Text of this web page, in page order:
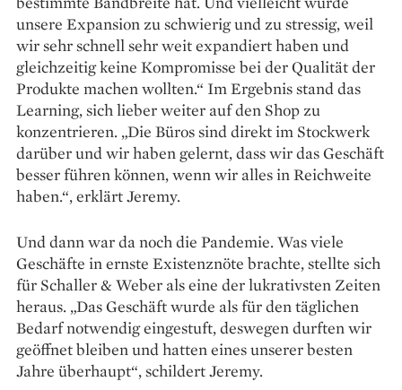
unsere Expan­sion zu schwierig und zu stressig, weil
wir sehr schnell sehr weit expandiert haben und
gleichzeitig keine Kompromisse bei der Qualität der
Produkte machen wollten.“ Im Ergebnis stand das
Learning, sich lieber weiter auf den Shop zu
konzentrieren. „Die Büros sind direkt im Stockwerk
darüber und wir haben gelernt, dass wir das Geschäft
besser führen können, wenn wir alles in Reichweite
haben.“, erklärt Jeremy.
Und dann war da noch die Pandemie. Was viele
Geschäfte in ernste Existenznöte brachte, stellte sich
für Schaller & Weber als eine der lukrativsten Zeiten
heraus. „Das Geschäft wurde als für den täglichen
Bedarf notwendig eingestuft, deswegen durften wir
geöffnet bleiben und hatten eines unserer besten
Jahre überhaupt“, schildert Jeremy.